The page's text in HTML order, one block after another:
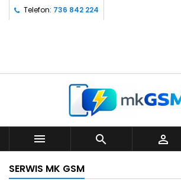
Telefon: 736 842 224
  
SERWIS MK GSM